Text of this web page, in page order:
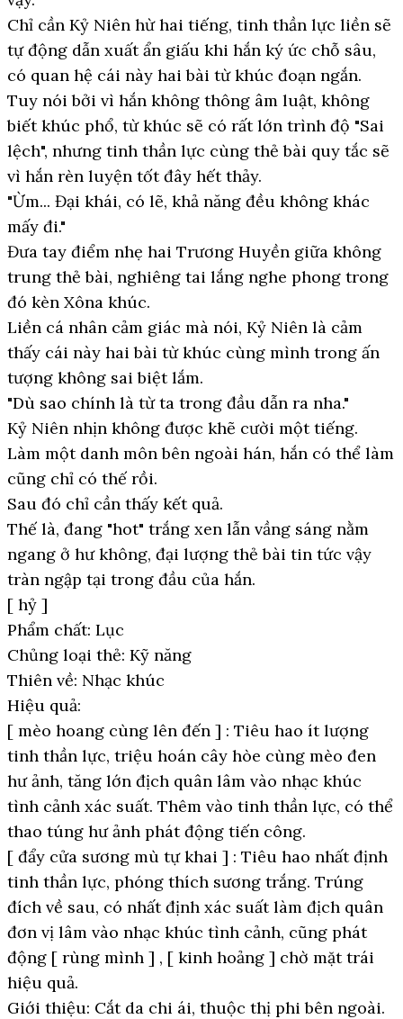
Chỉ cần Kỷ Niên hừ hai tiếng, tinh thần lực liền sẽ
tự động dẫn xuất ẩn giấu khi hắn ký ức chỗ sâu,
có quan hệ cái này hai bài từ khúc đoạn ngắn.
Tuy nói bởi vì hắn không thông âm luật, không
biết khúc phổ, từ khúc sẽ có rất lớn trình độ "Sai
lệch", nhưng tinh thần lực cùng thẻ bài quy tắc sẽ
vì hắn rèn luyện tốt đây hết thảy.
"Ừm... Đại khái, có lẽ, khả năng đều không khác
mấy đi."
Đưa tay điểm nhẹ hai Trương Huyền giữa không
trung thẻ bài, nghiêng tai lắng nghe phong trong
đó kèn Xôna khúc.
Liền cá nhân cảm giác mà nói, Kỷ Niên là cảm
thấy cái này hai bài từ khúc cùng mình trong ấn
tượng không sai biệt lắm.
"Dù sao chính là từ ta trong đầu dẫn ra nha."
Kỷ Niên nhịn không được khẽ cười một tiếng.
Làm một danh môn bên ngoài hán, hắn có thể làm
cũng chỉ có thế rồi.
Sau đó chỉ cần thấy kết quả.
Thế là, đang "hot" trắng xen lẫn vầng sáng nằm
ngang ở hư không, đại lượng thẻ bài tin tức vậy
tràn ngập tại trong đầu của hắn.
[ hỷ ]
Phẩm chất: Lục
Chủng loại thẻ: Kỹ năng
Thiên về: Nhạc khúc
Hiệu quả:
[ mèo hoang cùng lên đến ] : Tiêu hao ít lượng
tinh thần lực, triệu hoán cây hòe cùng mèo đen
hư ảnh, tăng lớn địch quân lâm vào nhạc khúc
tình cảnh xác suất. Thêm vào tinh thần lực, có thể
thao túng hư ảnh phát động tiến công.
[ đẩy cửa sương mù tự khai ] : Tiêu hao nhất định
tinh thần lực, phóng thích sương trắng. Trúng
đích về sau, có nhất định xác suất làm địch quân
đơn vị lâm vào nhạc khúc tình cảnh, cũng phát
động [ rùng mình ] , [ kinh hoảng ] chờ mặt trái
hiệu quả.
Giới thiệu: Cắt da chi ái, thuộc thị phi bên ngoài.